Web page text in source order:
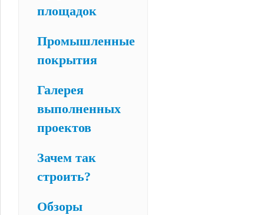
площадок
Промышленные
покрытия
Галерея
выполненных
проектов
Зачем так
строить?
Обзоры